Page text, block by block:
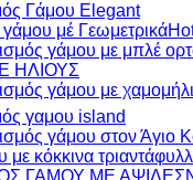
Γάμου Elegant
γάμου μέ Γεωμετρικά
γάμου με μπλέ
ΗΛΙΟΥΣ
γάμου με
γαμου island
γάμου στον Άγιο
με κόκκινα
ΓΑΜΟΥ ΜΕ ΑΨΙΔΕΣ